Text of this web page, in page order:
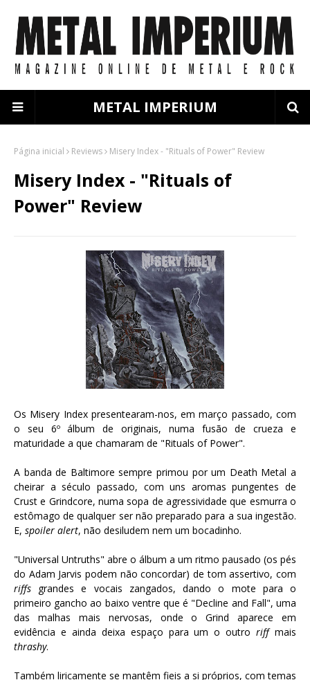
METAL IMPERIUM
Página inicial Reviews Misery Index - "Rituals of Power" Review
Misery Index - "Rituals of
Power" Review
Os Misery Index presentearam-nos, em março passado, com
o seu 6º álbum de originais, numa fusão de crueza e
maturidade a que chamaram de "Rituals of Power".
A banda de Baltimore sempre primou por um Death Metal a
cheirar a século passado, com uns aromas pungentes de
Crust e Grindcore, numa sopa de agressividade que esmurra o
estômago de qualquer ser não preparado para a sua ingestão.
E, spoiler alert, não desiludem nem um bocadinho.
"Universal Untruths" abre o álbum a um ritmo pausado (os pés
do Adam Jarvis podem não concordar) de tom assertivo, com
riffs grandes e vocais zangados, dando o mote para o
primeiro gancho ao baixo ventre que é "Decline and Fall", uma
das malhas mais nervosas, onde o Grind aparece em
evidência e ainda deixa espaço para um o outroriffmais
thrashy.
Também liricamente se mantêm fieis a si próprios, com temas